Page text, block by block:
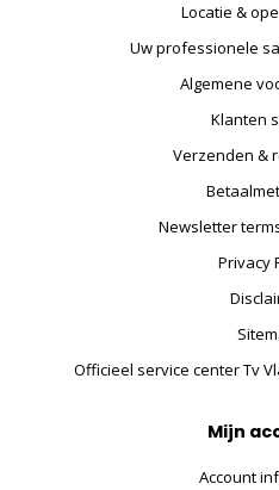
Locatie &
Uw professionele
Algemene
Klanten
Verzenden &
Newsletter
Privacy
Officieel service center Tv
Mijn
Account